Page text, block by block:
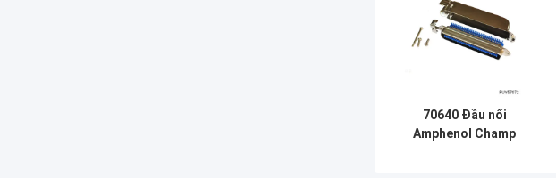
70640 Đầu nối
Amphenol Champ